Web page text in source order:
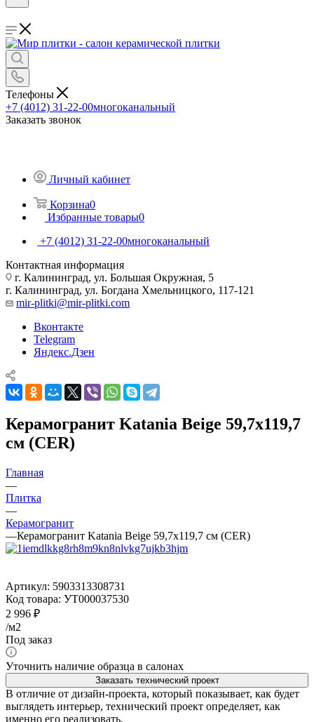
Телефоны
+7 (4012) 31-22-00многоканальный
Заказать звонок
Личный кабинет
Корзина0
Избранные товары0
+7 (4012) 31-22-00многоканальный
Контактная информация
г. Калининград, ул. Большая Окружная, 5
г. Калининград, ул. Богдана Хмельницкого, 117-121
mir-plitki@mir-plitki.com
Вконтакте
Telegram
Яндекс.Дзен
Керамогранит Katania Beige 59,7x119,7
см (CER)
Главная
—
Плитка
—
Керамогранит
—Керамогранит Katania Beige 59,7x119,7 см (CER)
Артикул: 5903313308731
Код товара: УТ000037530
2 996 ₽
/м2
Под заказ
Уточнить наличие образца в салонах
Заказать технический проект
В отличие от дизайн-проекта, который показывает, как будет
выглядеть интерьер, технический проект определяет, как
именно его реализовать.